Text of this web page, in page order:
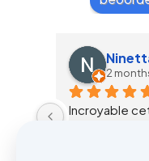
peur à
3
J' ai été
je suis